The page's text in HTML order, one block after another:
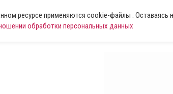
ресурсе применяются cookie-файлы . Оставаясь
обработки персональных данных